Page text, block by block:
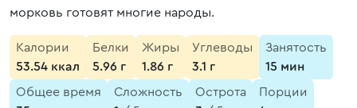
морковь готовят многие народы.
Калории
53.54 ккал
Белки
5.96 г
Жиры
1.86 г
Углеводы
3.1 г
Занятость
15 мин
Общее время
Сложность
Острота
Порции